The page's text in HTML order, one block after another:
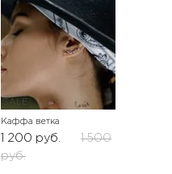
SALE
Каффа ветка
1 200 руб.
1 500
руб.